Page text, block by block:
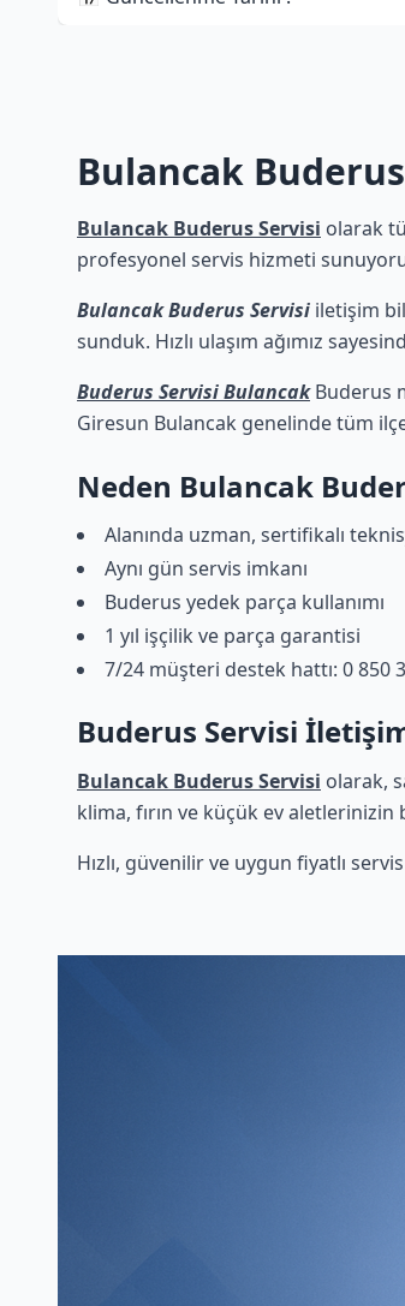
Bulancak
Bulancak Buderus Servisi olarak
profesyonel servis hizmeti
Bulancak Buderus Servisi iletişim
sunduk. Hızlı ulaşım ağımız
Buderus Servisi BulancakBuderus
Giresun Bulancak genelinde tüm
Neden Bulancak
Alanında uzman, sertifikalı
Aynı gün servis imkanı
Buderus yedek parça kullanımı
1 yıl işçilik ve parça garantisi
7/24 müşteri destek hattı: 0 850
Buderus Servisi
Bulancak Buderus Servisi olarak,
klima, fırın ve küçük ev
Hızlı, güvenilir ve uygun fiyatlı